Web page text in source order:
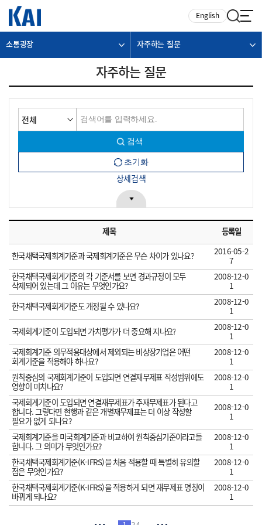
English
소통광장 자주하는 질문
자주하는 질문
상세검색
제목 등록일
한국채택국제회계기준과 국제회계기준은 무슨 차이가 있나요?
2016-05-2
7
한국채택국제회계기준의 각 기준서를 보면 경과규정이 모두
삭제되어 있는데 그 이유는 무엇인가요?
2008-12-0
1
한국채택국제회계기준도 개정될 수 있나요?
2008-12-0
1
국제회계기준이 도입되면 가치평가가 더 중요해 지나요?
2008-12-0
1
국제회계기준 의무적용대상에서 제외되는 비상장기업은 어떤
회계기준을 적용해야 하나요?
2008-12-0
1
원칙중심의 국제회계기준이 도입되면 연결재무제표 작성범위에도
영향이 미치나요?
2008-12-0
1
국제회계기준이 도입되면 연결재무제표가 주재무제표가 된다고
합니다. 그렇다면 현행과 같은 개별재무제표는 더 이상 작성할
필요가 없게 되나요?
2008-12-0
1
국제회계기준을 미국회계기준과 비교하여 원칙중심기준이라고들
합니다. 그 의미가 무엇인가요?
2008-12-0
1
한국채택국제회계기준(K-IFRS)을 처음 적용할 때 특별히 유의할
점은 무엇인가요?
2008-12-0
1
한국채택국제회계기준(K-IFRS)을 적용하게 되면 재무제표 명칭이
바뀌게 되나요?
2008-12-0
1